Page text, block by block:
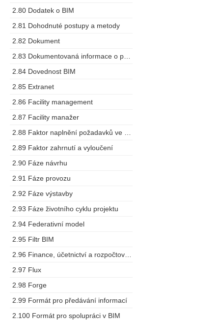
2.80 Dodatek o BIM
2.81 Dohodnuté postupy a metody
2.82 Dokument
2.84 Dovednost BIM
2.85 Extranet
2.86 Facility management
2.87 Facility manažer
2.89 Faktor zahrnutí a vyloučení
2.90 Fáze návrhu
2.91 Fáze provozu
2.92 Fáze výstavby
2.93 Fáze životního cyklu projektu
2.94 Federativní model
2.95 Filtr BIM
2.97 Flux
2.98 Forge
2.99 Formát pro předávání informací
2.100 Formát pro spolupráci v BIM